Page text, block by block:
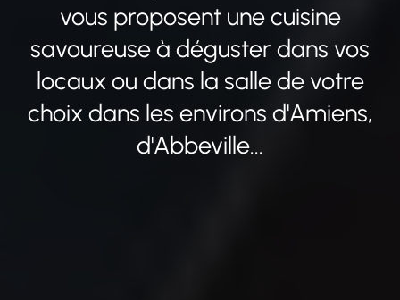
vous proposent une cuisine
savoureuse à déguster dans vos
locaux ou dans la salle de votre
choix dans les environs d'Amiens,
d'Abbeville...